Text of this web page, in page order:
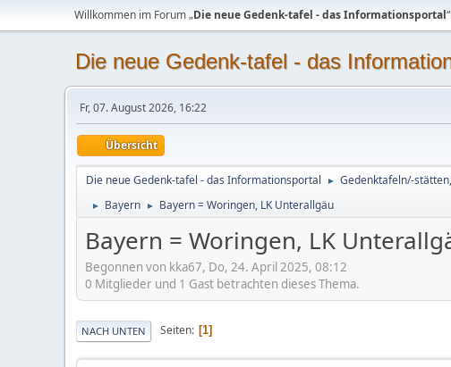
Willkommen im Forum „Die neue Gedenk-tafel - das Informationsportal
Die neue Gedenk-tafel - das
Fr, 07. August 2026, 16:22
Übersicht
Die neue Gedenk-tafel - das Informationsportal ► Gedenktafeln/-
► Bayern ► Bayern = Woringen, LK Unterallgäu
Bayern = Woringen, LK
Begonnen von kka67, Do, 24. April 2025, 08:12
0 Mitglieder und 1 Gast betrachten dieses Thema.
NACH UNTEN Seiten 1